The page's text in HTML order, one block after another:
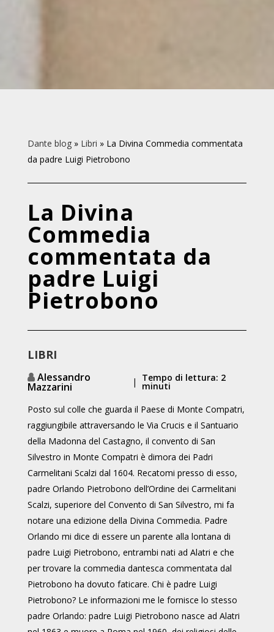
Dante blog» Libri » La Divina Commedia commentata
da padre Luigi Pietrobono
La Divina
Commedia
commentata da
padre Luigi
Pietrobono
LIBRI
Alessandro
Mazzarini | Tempo di lettura: 2
minuti
Posto sul colle che guarda il Paese di Monte Compatri,
raggiungibile attraversando le Via Crucis e il Santuario
della Madonna del Castagno, il convento di San
Silvestro in Monte Compatri è dimora dei Padri
Carmelitani Scalzi dal 1604. Recatomi presso di esso,
padre Orlando Pietrobono dell’Ordine dei Carmelitani
Scalzi, superiore del Convento di San Silvestro, mi fa
notare una edizione della Divina Commedia. Padre
Orlando mi dice di essere un parente alla lontana di
padre Luigi Pietrobono, entrambi nati ad Alatri e che
per trovare la commedia dantesca commentata dal
Pietrobono ha dovuto faticare. Chi è padre Luigi
Pietrobono? Le informazioni me le fornisce lo stesso
padre Orlando: padre Luigi Pietrobono nasce ad Alatri